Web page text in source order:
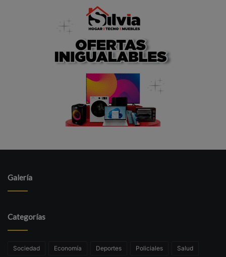
Galería
Categorías
Sociedad Economía Deportes Policiales Salud